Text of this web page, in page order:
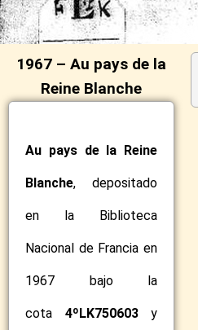
1967 – Au pays de la
Reine Blanche
Au pays de la Reine
Blanche, depositado
en la Biblioteca
Nacional de Francia en
1967 bajo la
cota 4ºLK750603y